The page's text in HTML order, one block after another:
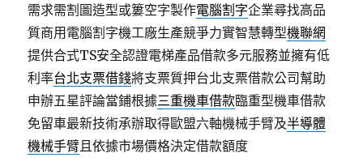
需求需割圖造型或簍空字製作電腦割字企業尋找高品
質商用電腦割字機工廠生產競爭力實智慧轉型機聯網
提供合式TS安全認證電梯產品借款多元服務並擁有低
利率台北支票借錢將支票質押台北支票借款公司幫助
申辦五星評論當鋪根據三重機車借款臨重型機車借款
免留車最新技術承辦取得歐盟六軸機械手臂及半導體
機械手臂且依據市場價格決定借款額度